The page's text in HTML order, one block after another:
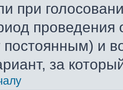
при
проведения
постоянным) и
за